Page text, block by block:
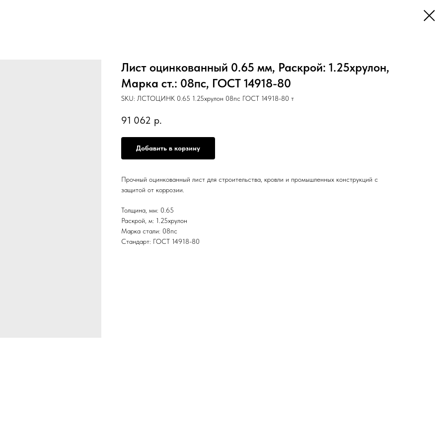
Лист оцинкованный 0.65 мм, Раскрой: 1.25хрулон,
Марка ст.: 08пс, ГОСТ 14918-80
SKU: ЛСТОЦИНК 0.65 1.25хрулон 08пс ГОСТ 14918-80 т
91 062 р.
Добавить в корзину
Прочный оцинкованный лист для строительства, кровли и промышленных конструкций с
защитой от коррозии.
Толщина, мм: 0.65
Раскрой, м: 1.25хрулон
Марка стали: 08пс
Стандарт: ГОСТ 14918-80